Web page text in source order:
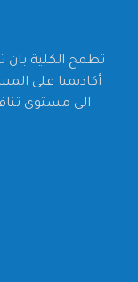
تطمح الكلية بان
أكاديميا على
الى مستوى